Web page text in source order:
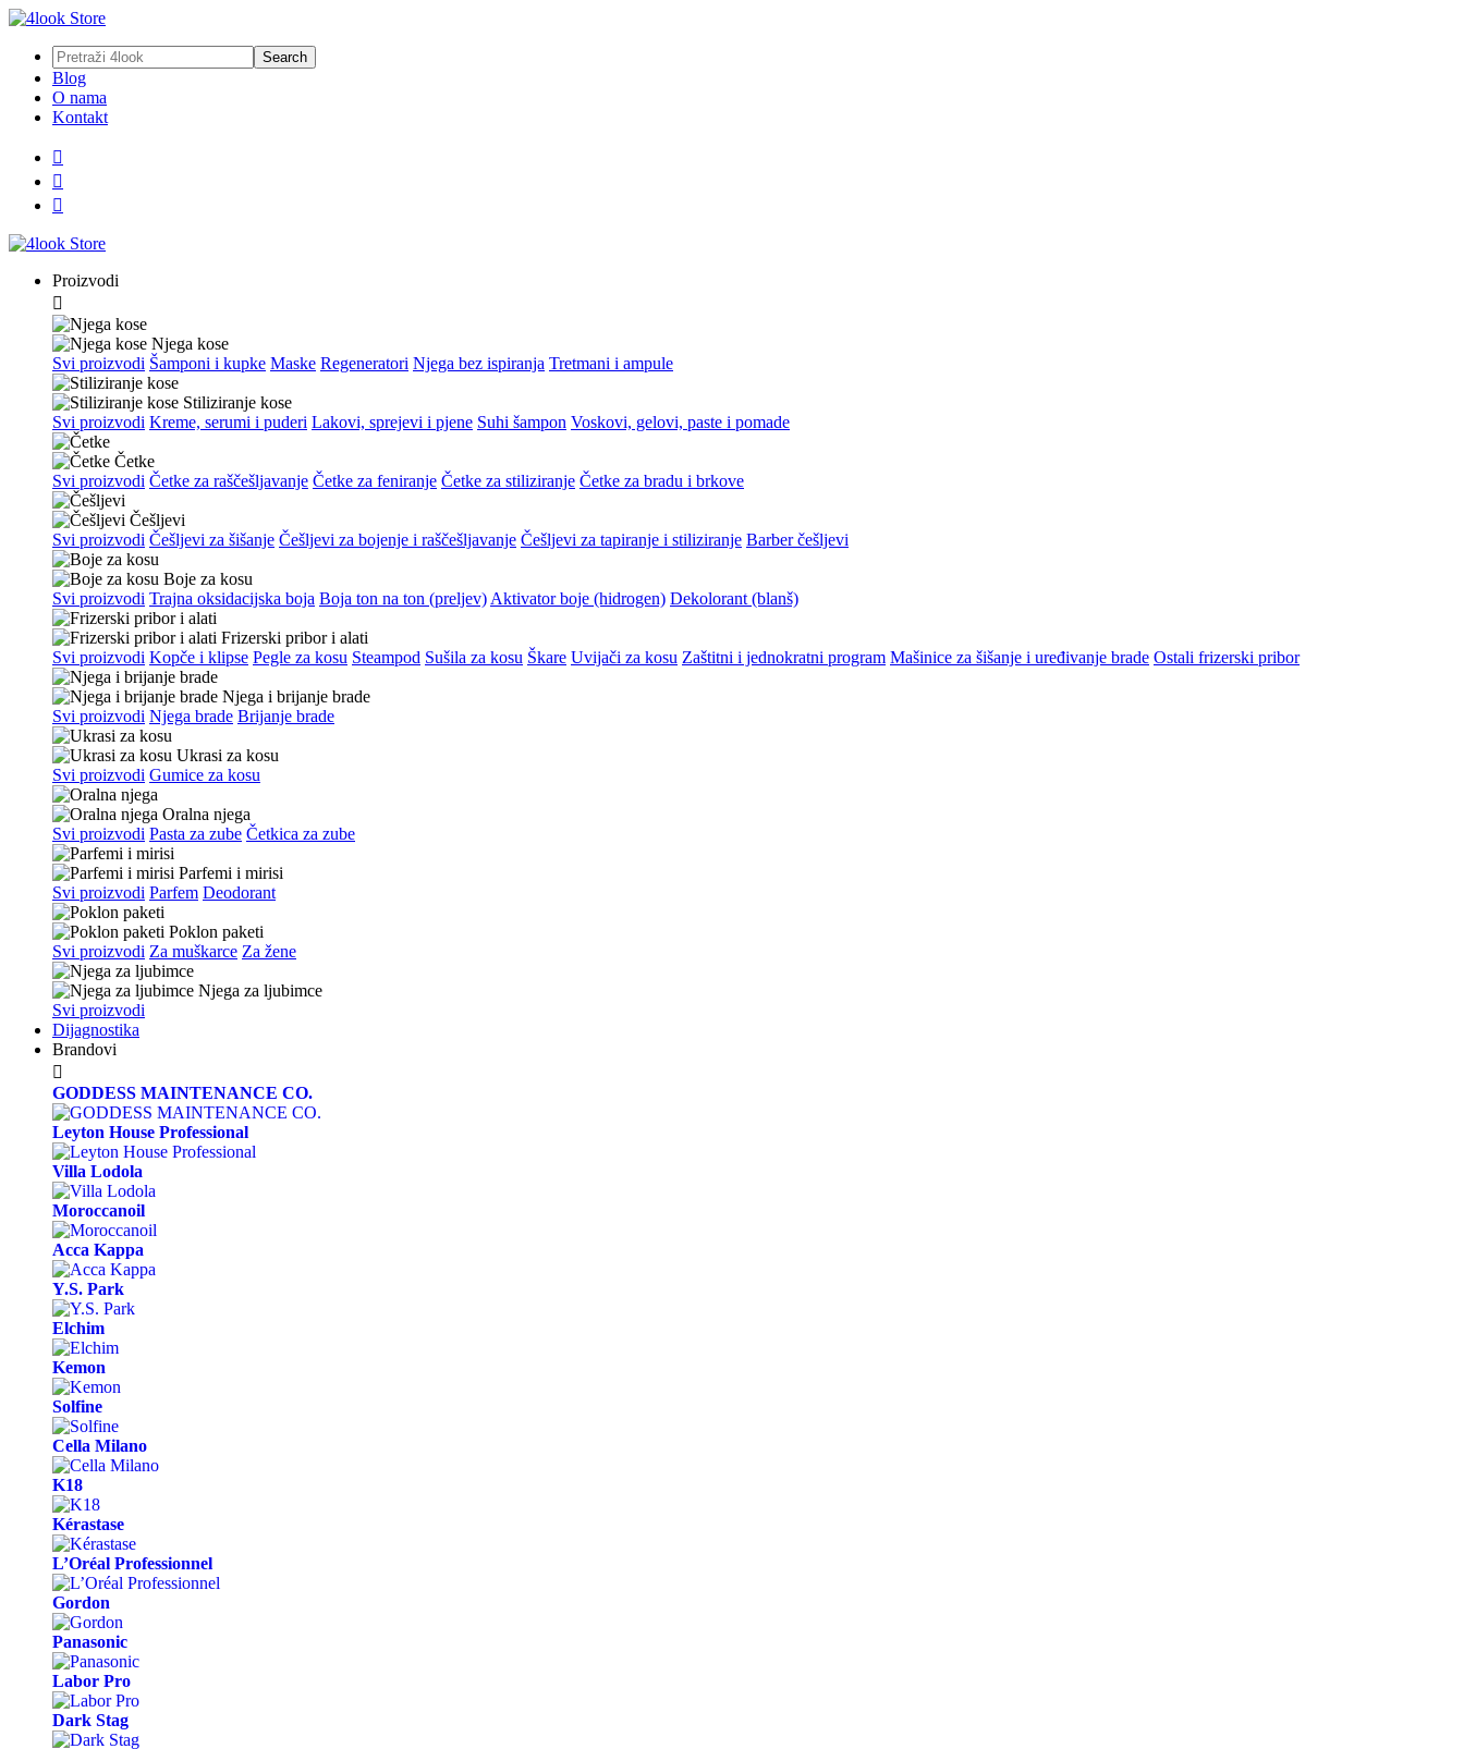
Blog
O nama
Kontakt



Proizvodi

Njega kose
Svi proizvodi Šamponi i kupke Maske Regeneratori Njega bez ispiranja Tretmani i ampule
Stiliziranje kose
Svi proizvodi Kreme, serumi i puderi Lakovi, sprejevi i pjene Suhi šampon Voskovi, gelovi, paste i pomade
Četke
Svi proizvodi Četke za raščešljavanje Četke za feniranje Četke za stiliziranje Četke za bradu i brkove
Češljevi
Svi proizvodi Češljevi za šišanje Češljevi za bojenje i raščešljavanje Češljevi za tapiranje i stiliziranje Barber češljevi
Boje za kosu
Svi proizvodi Trajna oksidacijska boja Boja ton na ton (preljev) Aktivator boje (hidrogen) Dekolorant (blanš)
Frizerski pribor i alati
Svi proizvodi Kopče i klipse Pegle za kosu Steampod Sušila za kosu Škare Uvijači za kosu Zaštitni i jednokratni program Mašinice za šišanje i uređivanje brade Ostali frizerski pribor
Njega i brijanje brade
Svi proizvodi Njega brade Brijanje brade
Ukrasi za kosu
Svi proizvodi Gumice za kosu
Oralna njega
Svi proizvodi Pasta za zube Četkica za zube
Parfemi i mirisi
Svi proizvodi Parfem Deodorant
Poklon paketi
Svi proizvodi Za muškarce Za žene
Njega za ljubimce
Svi proizvodi
Dijagnostika
Brandovi

GODDESS MAINTENANCE CO.
Leyton House Professional
Villa Lodola
Moroccanoil
Acca Kappa
Y.S. Park
Elchim
Kemon
Solfine
Cella Milano
K18
Kérastase
L’Oréal Professionnel
Gordon
Panasonic
Labor Pro
Dark Stag